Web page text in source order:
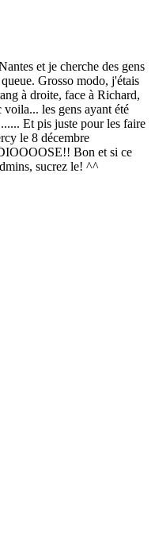
et je cherche des gens
Grosso modo, j'étais
à droite, face à Richard,
les gens ayant été
Et pis juste pour les faire
le 8 décembre
Bon et si ce
sucrez le! ^^